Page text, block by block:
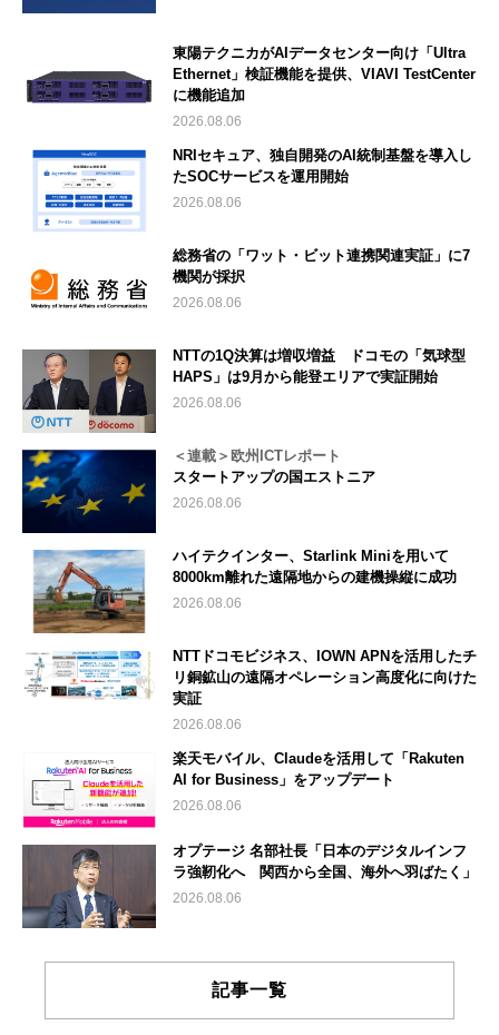
東陽テクニカがAIデータセンター向け「Ultra
Ethernet」検証機能を提供、VIAVI TestCenter
に機能追加
2026.08.06
NRIセキュア、独自開発のAI統制基盤を導入し
たSOCサービスを運用開始
2026.08.06
総務省の「ワット・ビット連携関連実証」に7
機関が採択
2026.08.06
NTTの1Q決算は増収増益 ドコモの「気球型
HAPS」は9月から能登エリアで実証開始
2026.08.06
＜連載＞欧州ICTレポート
スタートアップの国エストニア
2026.08.06
ハイテクインター、Starlink Miniを用いて
8000km離れた遠隔地からの建機操縦に成功
2026.08.06
NTTドコモビジネス、IOWN APNを活用したチ
リ銅鉱山の遠隔オペレーション高度化に向けた
実証
2026.08.06
楽天モバイル、Claudeを活用して「Rakuten
AI for Business」をアップデート
2026.08.06
オプテージ 名部社長「日本のデジタルインフ
ラ強靭化へ 関西から全国、海外へ羽ばたく」
2026.08.06
記事一覧